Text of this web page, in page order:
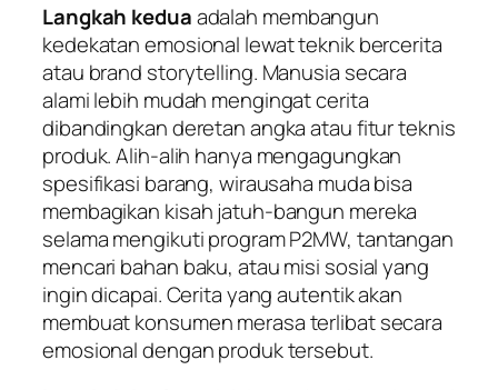
Langkah keduaadalah membangun
kedekatan emosional lewat teknik bercerita
atau brand storytelling. Manusia secara
alami lebih mudah mengingat cerita
dibandingkan deretan angka atau fitur teknis
produk. Alih-alih hanya mengagungkan
spesifikasi barang, wirausaha muda bisa
membagikan kisah jatuh-bangun mereka
selama mengikuti program P2MW, tantangan
mencari bahan baku, atau misi sosial yang
ingin dicapai. Cerita yang autentik akan
membuat konsumen merasa terlibat secara
emosional dengan produk tersebut.